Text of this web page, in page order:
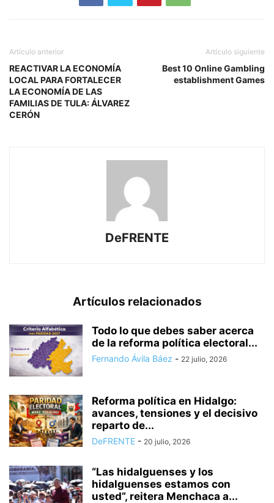
Artículo anterior
REACTIVAR LA ECONOMÍA
LOCAL PARA FORTALECER
LA ECONOMÍA DE LAS
FAMILIAS DE TULA: ÁLVAREZ
CERÓN
Artículo siguiente
Best 10 Online Gambling
establishment Games
DeFRENTE
Artículos relacionados
Todo lo que debes saber acerca
de la reforma política electoral...
Fernando Ávila Báez - 22 julio, 2026
Reforma política en Hidalgo:
avances, tensiones y el decisivo
reparto de...
DeFRENTE - 20 julio, 2026
“Las hidalguenses y los
hidalguenses estamos con
usted”, reitera Menchaca a...